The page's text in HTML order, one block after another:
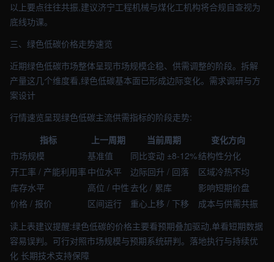
以上要点往往共振,建议济宁工程机械与煤化工机构将合规自查视为
底线功课。
三、绿色低碳价格走势速览
近期绿色低碳市场整体呈现市场规模企稳、供需调整的阶段。拆解
产量这几个维度看,绿色低碳基本面已形成边际变化。需求调研与方
案设计
行情速览呈现绿色低碳主流供需指标的阶段走势:
指标
上一周期 当前周期
变化方向
市场规模
基准值 同比变动 ±8-12%结构性分化
开工率 / 产能利用率 中位水平 边际回升 / 回落
区域冷热不均
库存水平
高位 / 中性 去化 / 累库
影响短期价盘
价格 / 报价
区间运行 重心上移 / 下移
成本与供需共振
读上表建议提醒:绿色低碳的价格主要看预期叠加驱动,单看短期数据
容易误判。可行对照市场规模与预期系统研判。落地执行与持续优
化 长期技术支持保障